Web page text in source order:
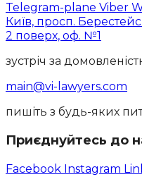
Telegram-plane Viber
Київ, просп.
2 поверх, оф. №1
зустріч за
main@vi-lawyers.com
пишіть з будь-яких
Приєднуйтесь до
Facebook Instagram